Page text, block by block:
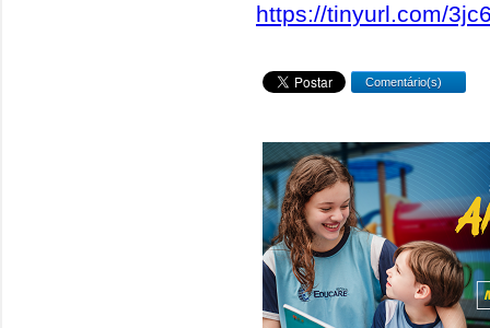
https://tinyurl.com/
Comentário(s)